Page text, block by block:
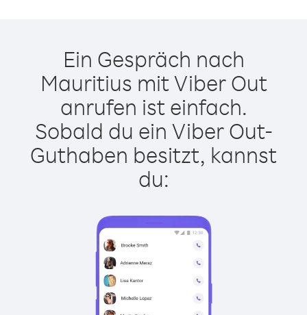
Ein Gespräch nach
Mauritius mit Viber Out
anrufen ist einfach.
Sobald du ein Viber Out-
Guthaben besitzt, kannst
du: